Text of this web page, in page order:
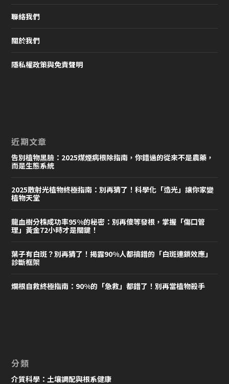
聯絡我們
關於我們
隱私權政策與免責聲明
近期文章
告別植物黑臉：2025煤煙病根除指南，你錯過的從來不是農藥，
而是生態系統
2025散射光植物終極指南：別再猜了！科學化「造光」讓你家變
植物天堂
龍血樹分株成功率95%的秘密：別再傻等發根，掌握「傷口管
理」黃金72小時才是關鍵！
葉子有白斑？別再猜了！揭露90%人都搞錯的「白斑連鎖效應」
診斷框架
爛根自救終極指南：90%的「急救」都錯了！別再當植物殺手
分類
介質科學：土壤調配與根系健康